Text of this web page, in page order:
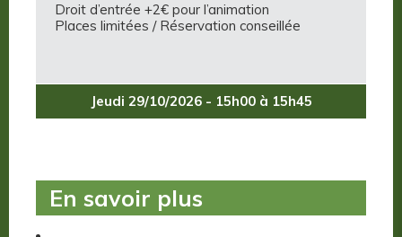
Droit d’entrée +2€ pour l’animation
Places limitées / Réservation conseillée
Jeudi 29/10/2026 - 15h00 à 15h45
En savoir plus